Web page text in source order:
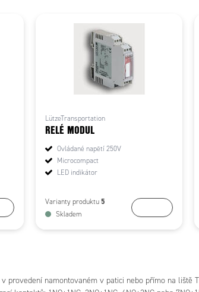
LützeTransportation
RELÉ MODUL
Ovládané napětí 250V
Microcompact
LED indikátor
Varianty produktu 5
Skladem
namontovaném v patici nebo přímo na liště